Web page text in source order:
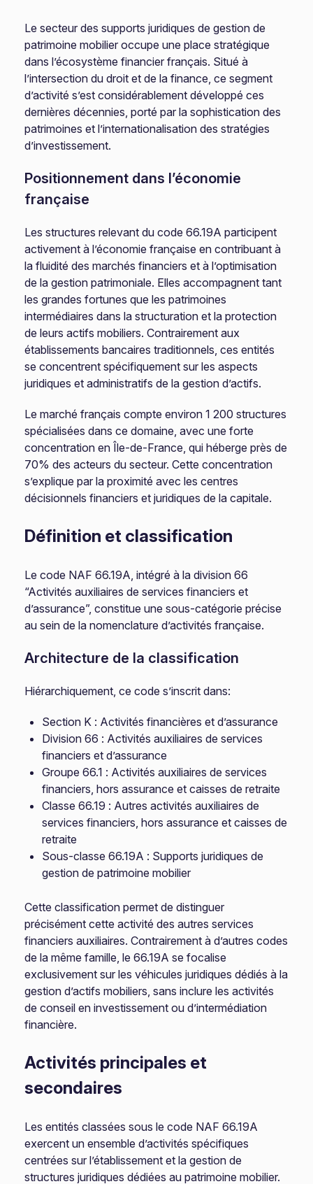
Le secteur des supports juridiques de gestion de
patrimoine mobilier occupe une place stratégique
dans l’écosystème financier français. Situé à
l’intersection du droit et de la finance, ce segment
d’activité s’est considérablement développé ces
dernières décennies, porté par la sophistication des
patrimoines et l’internationalisation des stratégies
d’investissement.
Positionnement dans l’économie
française
Les structures relevant du code 66.19A participent
activement à l’économie française en contribuant à
la fluidité des marchés financiers et à l’optimisation
de la gestion patrimoniale. Elles accompagnent tant
les grandes fortunes que les patrimoines
intermédiaires dans la structuration et la protection
de leurs actifs mobiliers. Contrairement aux
établissements bancaires traditionnels, ces entités
se concentrent spécifiquement sur les aspects
juridiques et administratifs de la gestion d’actifs.
Le marché français compte environ 1 200 structures
spécialisées dans ce domaine, avec une forte
concentration en Île-de-France, qui héberge près de
70% des acteurs du secteur. Cette concentration
s’explique par la proximité avec les centres
décisionnels financiers et juridiques de la capitale.
Définition et classification
Le code NAF 66.19A, intégré à la division 66
“Activités auxiliaires de services financiers et
d’assurance”, constitue une sous-catégorie précise
au sein de la nomenclature d’activités française.
Architecture de la classification
Hiérarchiquement, ce code s’inscrit dans:
Section K : Activités financières et d’assurance
Division 66 : Activités auxiliaires de services
financiers et d’assurance
Groupe 66.1 : Activités auxiliaires de services
financiers, hors assurance et caisses de retraite
Classe 66.19 : Autres activités auxiliaires de
services financiers, hors assurance et caisses de
retraite
Sous-classe 66.19A : Supports juridiques de
gestion de patrimoine mobilier
Cette classification permet de distinguer
précisément cette activité des autres services
financiers auxiliaires. Contrairement à d’autres codes
de la même famille, le 66.19A se focalise
exclusivement sur les véhicules juridiques dédiés à la
gestion d’actifs mobiliers, sans inclure les activités
de conseil en investissement ou d’intermédiation
financière.
Activités principales et
secondaires
Les entités classées sous le code NAF 66.19A
exercent un ensemble d’activités spécifiques
centrées sur l’établissement et la gestion de
structures juridiques dédiées au patrimoine mobilier.